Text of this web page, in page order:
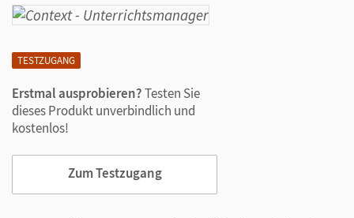
TESTZUGANG
Erstmal ausprobieren?Testen Sie
dieses Produkt unverbindlich und
kostenlos!
Zum Testzugang